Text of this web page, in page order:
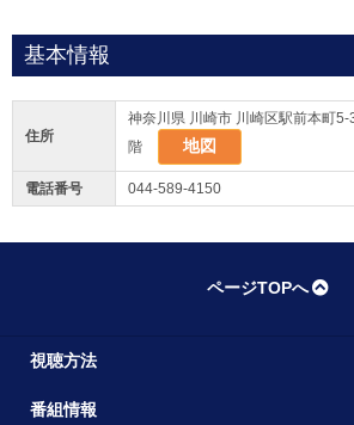
基本情報
住所
神奈川県 川崎市 川崎区駅前本町
階
地図
電話番号 044-589-4150
ページTOPへ
視聴方法
番組情報